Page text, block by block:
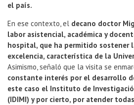
el país.
En ese contexto, el decano doctor
labor asistencial, académica y
hospital, que ha permitido sostener
excelencia, característica de la
Asimismo, señaló que la visita se
constante interés por el desarrollo
este caso el Instituto de
(IDIMI) y por cierto, por atender